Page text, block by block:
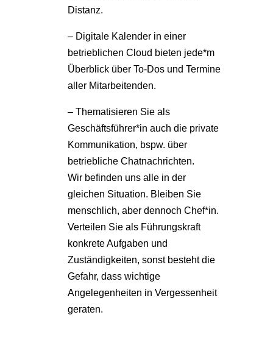
Distanz.
– Digitale Kalender in einer
betrieblichen Cloud bieten jede*m
Überblick über To-Dos und Termine
aller Mitarbeitenden.
– Thematisieren Sie als
Geschäftsführer*in auch die private
Kommunikation, bspw. über
betriebliche Chatnachrichten.
Wir befinden uns alle in der
gleichen Situation. Bleiben Sie
menschlich, aber dennoch Chef*in.
Verteilen Sie als Führungskraft
konkrete Aufgaben und
Zuständigkeiten, sonst besteht die
Gefahr, dass wichtige
Angelegenheiten in Vergessenheit
geraten.